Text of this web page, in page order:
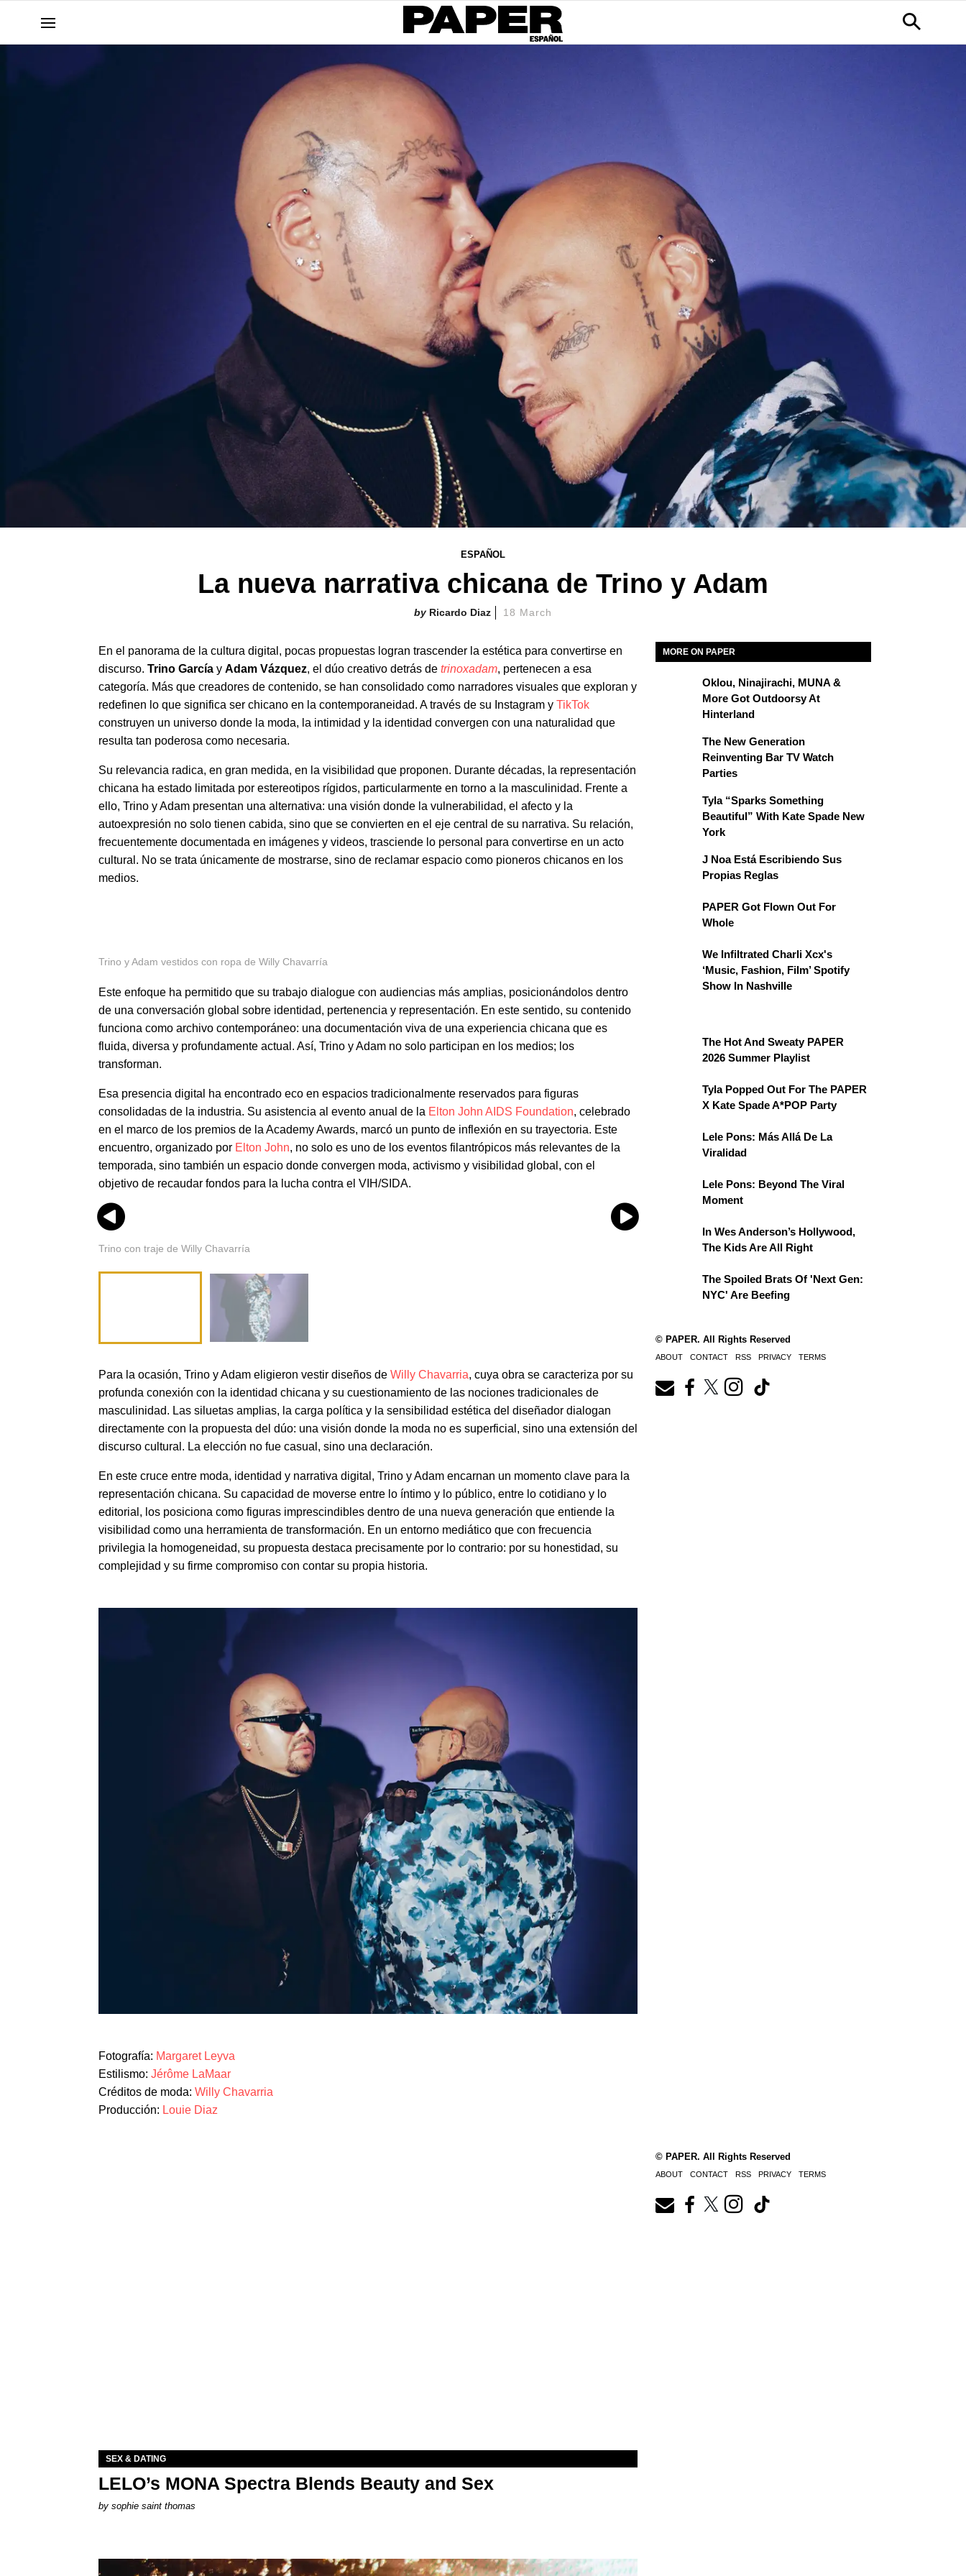
ESPAÑOL
La nueva narrativa chicana de Trino y Adam
Ricardo Diaz 18 March
En el panorama de la cultura digital, pocas propuestas logran trascender la estética para convertirse en
discurso. Trino García y Adam Vázquez, el dúo creativo detrás de trinoxadam, pertenecen a esa
categoría. Más que creadores de contenido, se han consolidado como narradores visuales que exploran y
redefinen lo que significa ser chicano en la contemporaneidad. A través de su Instagram y TikTok
construyen un universo donde la moda, la intimidad y la identidad convergen con una naturalidad que
resulta tan poderosa como necesaria.
Su relevancia radica, en gran medida, en la visibilidad que proponen. Durante décadas, la representación
chicana ha estado limitada por estereotipos rígidos, particularmente en torno a la masculinidad. Frente a
ello, Trino y Adam presentan una alternativa: una visión donde la vulnerabilidad, el afecto y la
autoexpresión no solo tienen cabida, sino que se convierten en el eje central de su narrativa. Su relación,
frecuentemente documentada en imágenes y videos, trasciende lo personal para convertirse en un acto
cultural. No se trata únicamente de mostrarse, sino de reclamar espacio como pioneros chicanos en los
medios.
Trino y Adam vestidos con ropa de Willy Chavarría
Este enfoque ha permitido que su trabajo dialogue con audiencias más amplias, posicionándolos dentro
de una conversación global sobre identidad, pertenencia y representación. En este sentido, su contenido
funciona como archivo contemporáneo: una documentación viva de una experiencia chicana que es
fluida, diversa y profundamente actual. Así, Trino y Adam no solo participan en los medios; los
transforman.
Esa presencia digital ha encontrado eco en espacios tradicionalmente reservados para figuras
consolidadas de la industria. Su asistencia al evento anual de la Elton John AIDS Foundation, celebrado
en el marco de los premios de la Academy Awards, marcó un punto de inflexión en su trayectoria. Este
encuentro, organizado por Elton John, no solo es uno de los eventos filantrópicos más relevantes de la
temporada, sino también un espacio donde convergen moda, activismo y visibilidad global, con el
objetivo de recaudar fondos para la lucha contra el VIH/SIDA.
Trino con traje de Willy Chavarría
Para la ocasión, Trino y Adam eligieron vestir diseños de Willy Chavarria, cuya obra se caracteriza por su
profunda conexión con la identidad chicana y su cuestionamiento de las nociones tradicionales de
masculinidad. Las siluetas amplias, la carga política y la sensibilidad estética del diseñador dialogan
directamente con la propuesta del dúo: una visión donde la moda no es superficial, sino una extensión del
discurso cultural. La elección no fue casual, sino una declaración.
En este cruce entre moda, identidad y narrativa digital, Trino y Adam encarnan un momento clave para la
representación chicana. Su capacidad de moverse entre lo íntimo y lo público, entre lo cotidiano y lo
editorial, los posiciona como figuras imprescindibles dentro de una nueva generación que entiende la
visibilidad como una herramienta de transformación. En un entorno mediático que con frecuencia
privilegia la homogeneidad, su propuesta destaca precisamente por lo contrario: por su honestidad, su
complejidad y su firme compromiso con contar su propia historia.
Fotografía: Margaret Leyva
Estilismo: Jérôme LaMaar
Créditos de moda: Willy Chavarria
Producción: Louie Diaz
MORE ON PAPER
Oklou, Ninajirachi, MUNA &
More Got Outdoorsy At
Hinterland
The New Generation
Reinventing Bar TV Watch
Parties
Tyla “Sparks Something
Beautiful” With Kate Spade New
York
J Noa Está Escribiendo Sus
Propias Reglas
PAPER Got Flown Out For
Whole
We Infiltrated Charli Xcx's
‘Music, Fashion, Film’ Spotify
Show In Nashville
The Hot And Sweaty PAPER
2026 Summer Playlist
Tyla Popped Out For The PAPER
X Kate Spade A*POP Party
Lele Pons: Más Allá De La
Viralidad
Lele Pons: Beyond The Viral
Moment
In Wes Anderson’s Hollywood,
The Kids Are All Right
The Spoiled Brats Of 'Next Gen:
NYC' Are Beefing
© PAPER. All Rights Reserved
ABOUT CONTACT RSS PRIVACY TERMS
SEX & DATING
LELO’s MONA Spectra Blends Beauty and Sex
by sophie saint thomas
© PAPER. All Rights Reserved
ABOUT CONTACT RSS PRIVACY TERMS